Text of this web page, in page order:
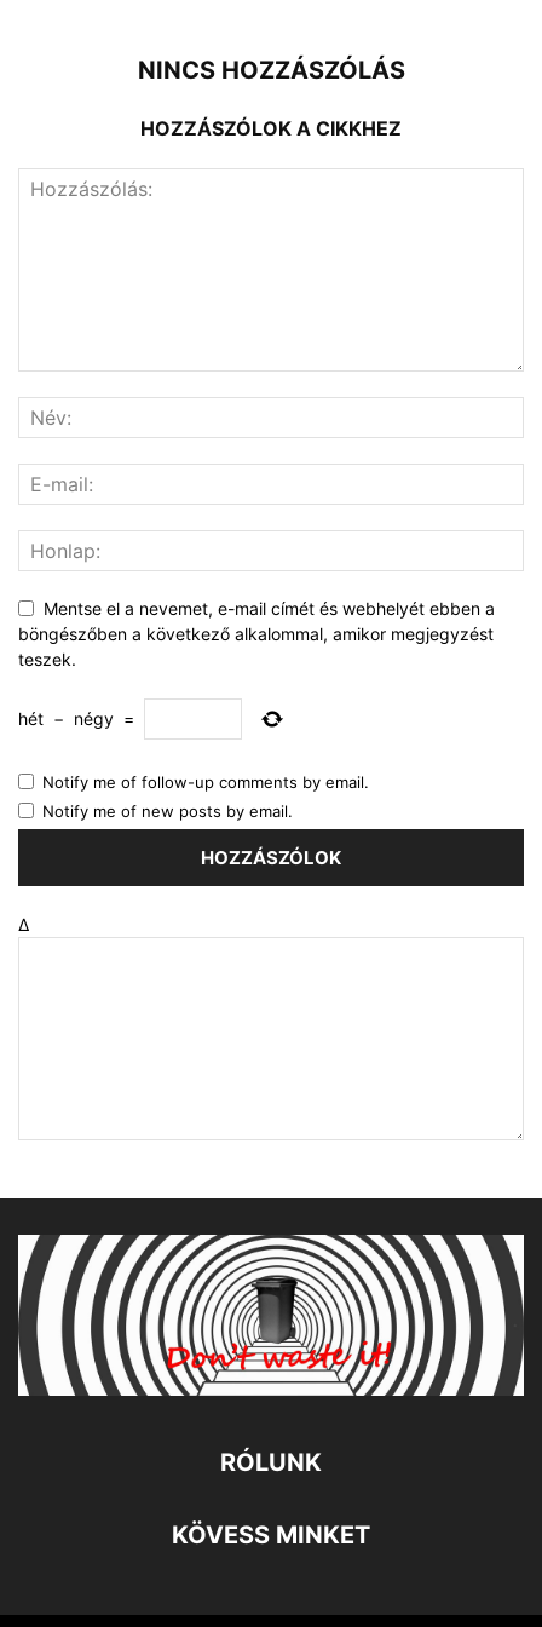
NINCS HOZZÁSZÓLÁS
HOZZÁSZÓLOK A CIKKHEZ
Mentse el a nevemet, e-mail címét és webhelyét ebben a
böngészőben a következő alkalommal, amikor megjegyzést
teszek.
hét − négy =
Notify me of follow-up comments by email.
Notify me of new posts by email.
Δ
RÓLUNK
KÖVESS MINKET